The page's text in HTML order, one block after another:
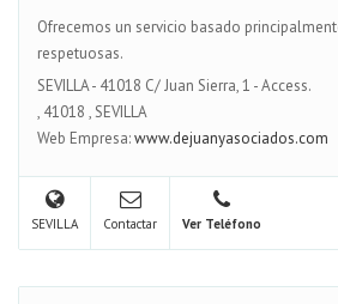
Ofrecemos un servicio basado
respetuosas.
SEVILLA - 41018 C/ Juan Sierra, 1 - Access.
, 41018 ,SEVILLA
Web Empresa:www.dejuanyasociados.com
SEVILLA Contactar Ver Teléfono